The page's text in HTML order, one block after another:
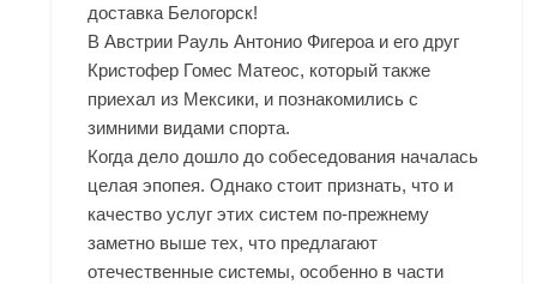
доставка Белогорск!
В Австрии Рауль Антонио Фигероа и его друг
Кристофер Гомес Матеос, который также
приехал из Мексики, и познакомились с
зимними видами спорта.
Когда дело дошло до собеседования началась
целая эпопея. Однако стоит признать, что и
качество услуг этих систем по-прежнему
заметно выше тех, что предлагают
отечественные системы, особенно в части